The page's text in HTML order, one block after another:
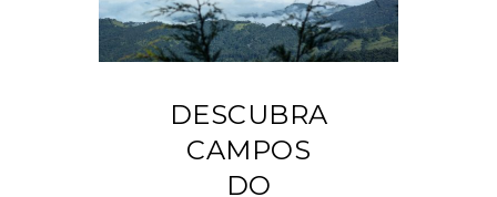
DESCUBRA
CAMPOS
DO